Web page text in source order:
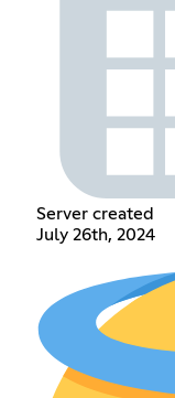
Server created
July 26th, 2024